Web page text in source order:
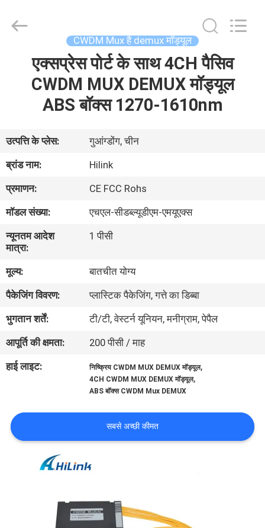
हमारे
बारे
में
कारखाने
का
गुणवत्ता
नियंत्रण
हमसे
समाचार
Technology
Co.,Ltd..
CWDM Mux है demux मॉड्यूल
एक्सप्रेस पोर्ट के साथ 4CH पैसिव
CWDM MUX DEMUX मॉड्यूल
ABS बॉक्स 1270-1610nm
उत्पत्ति के प्लेस:
गुआंग्डोंग, चीन
ब्रांड नाम:
Hilink
प्रमाणन:
CE FCC Rohs
मॉडल संख्या:
एचएल-सीडब्ल्यूडीएम-एमयूएक्स
न्यूनतम आदेश
मात्रा:
1 पीसी
मूल्य:
बातचीत योग्य
पैकेजिंग विवरण:
प्लास्टिक पैकेजिंग, गत्ते का डिब्बा
भुगतान शर्तें:
टी/टी, वेस्टर्न यूनियन, मनीग्राम, पेपैल
आपूर्ति की क्षमता:
200 पीसी / माह
हाई लाइट:
निष्क्रिय CWDM MUX DEMUX मॉड्यूल,
4CH CWDM MUX DEMUX मॉड्यूल,
ABS बॉक्स CWDM Mux DEMUX
सबसे अच्छी कीमत